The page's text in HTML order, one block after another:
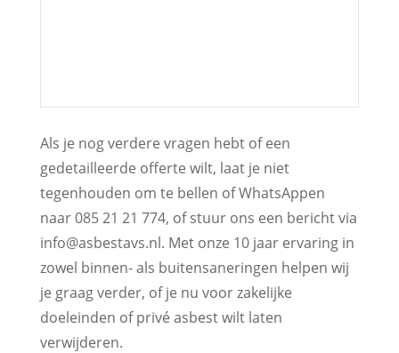
Als je nog verdere vragen hebt of een
gedetailleerde offerte wilt, laat je niet
tegenhouden om te bellen of WhatsAppen
naar 085 21 21 774, of stuur ons een bericht via
info@asbestavs.nl. Met onze 10 jaar ervaring in
zowel binnen- als buitensaneringen helpen wij
je graag verder, of je nu voor zakelijke
doeleinden of privé asbest wilt laten
verwijderen.